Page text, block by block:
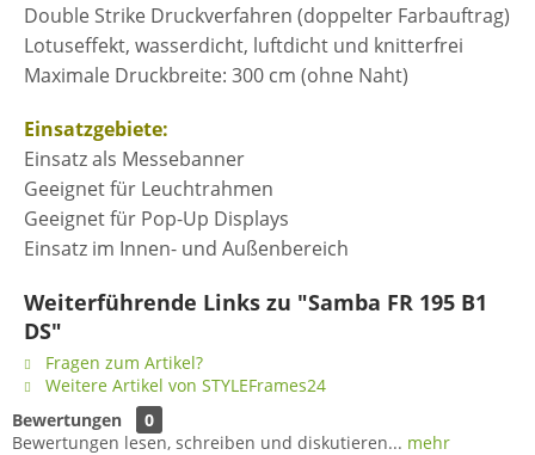
Double Strike Druckverfahren (doppelter Farbauftrag)
Lotuseffekt, wasserdicht, luftdicht und knitterfrei
Maximale Druckbreite: 300 cm (ohne Naht)
Einsatzgebiete:
Einsatz als Messebanner
Geeignet für Leuchtrahmen
Geeignet für Pop-Up Displays
Einsatz im Innen- und Außenbereich
Weiterführende Links zu "Samba FR 195 B1
DS"
Fragen zum Artikel?
Weitere Artikel von STYLEFrames24
Bewertungen
0
Bewertungen lesen, schreiben und diskutieren... mehr